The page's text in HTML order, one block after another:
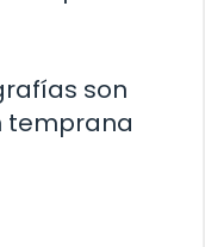
son
temprana